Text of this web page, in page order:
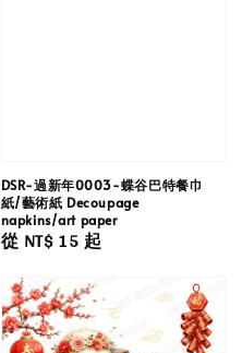
DSR-過新年0003-蝶谷巴特餐巾
紙/藝術紙 Decoupage
napkins/art paper
Regular
從 NT$ 15起